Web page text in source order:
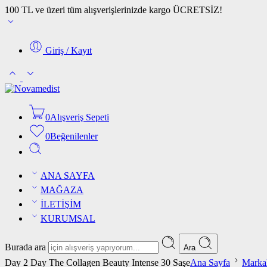
100 TL ve üzeri tüm alışverişlerinizde kargo ÜCRETSİZ!
Giriş / Kayıt
0Alışveriş Sepeti
0Beğenilenler
ANA SAYFA
MAĞAZA
İLETİŞİM
KURUMSAL
Burada ara Ara
Day 2 Day The Collagen Beauty Intense 30 SaşeAna Sayfa